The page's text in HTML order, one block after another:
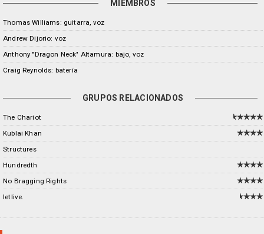
MIEMBROS
Thomas Williams: guitarra, voz
Andrew Dijorio: voz
Anthony "Dragon Neck" Altamura: bajo, voz
Craig Reynolds: batería
GRUPOS RELACIONADOS
The Chariot
Kublai Khan
Structures
Hundredth
No Bragging Rights
letlive.